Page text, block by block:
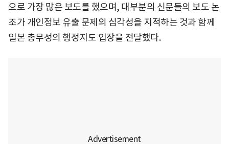
으로 가장 많은 보도를 했으며, 대부분의 신문들의 보도 논
조가 개인정보 유출 문제의 심각성을 지적하는 것과 함께
일본 총무성의 행정지도 입장을 전달했다.